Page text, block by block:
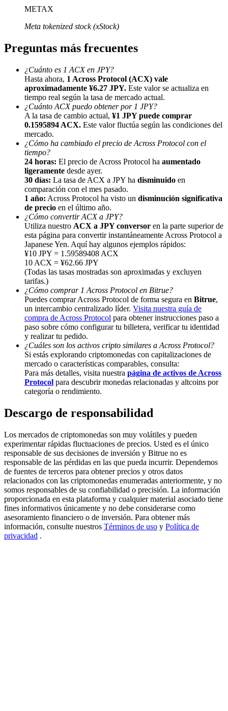
Referencia
Invita a un amigo para recibir recompensas en efectivo
BTC Welcome Rewards
BTC Welcome Rewards
Deposit & Trade BTC to Share 25000 USDT prize pool!
Deposit CASHCAT & Win
Share 500000 CASHCAT prize pool
Exclusive for BitMart Users
Register & Trade to Win 500,000 USDT
Precious Metals Trading Carnival
Trade Gold & Silver · 33,333 USDT Bonus
USDT New User Exclusive 10% APR
USDT Flexible Staking | Daily Rewards
METAX
Meta tokenized stock (xStock)
Preguntas más frecuentes
¿Cuánto es 1 ACX en JPY?
Hasta ahora, 1 Across Protocol (ACX) vale
aproximadamente ¥6.27 JPY. Este valor se actualiza en
tiempo real según la tasa de mercado actual.
¿Cuánto ACX puedo obtener por 1 JPY?
A la tasa de cambio actual, ¥1 JPY puede comprar
0.1595894 ACX. Este valor fluctúa según las condiciones del
mercado.
¿Cómo ha cambiado el precio de Across Protocol con el
tiempo?
24 horas: El precio de Across Protocol ha aumentado
ligeramente desde ayer.
30 días: La tasa de ACX a JPY ha disminuido en
comparación con el mes pasado.
1 año: Across Protocol ha visto un disminución significativa
de precio en el último año.
¿Cómo convertir ACX a JPY?
Utiliza nuestro ACX a JPY conversor en la parte superior de
esta página para convertir instantáneamente Across Protocol a
Japanese Yen. Aquí hay algunos ejemplos rápidos:
¥10 JPY = 1.59589408 ACX
10 ACX = ¥62.66 JPY
(Todas las tasas mostradas son aproximadas y excluyen
tarifas.)
¿Cómo comprar 1 Across Protocol en Bitrue?
Puedes comprar Across Protocol de forma segura en Bitrue,
un intercambio centralizado líder. Visita nuestra guía de
compra de Across Protocol para obtener instrucciones paso a
paso sobre cómo configurar tu billetera, verificar tu identidad
y realizar tu pedido.
¿Cuáles son los activos cripto similares a Across Protocol?
Si estás explorando criptomonedas con capitalizaciones de
mercado o características comparables, consulta:
Para más detalles, visita nuestra página de activos de Across
Protocol para descubrir monedas relacionadas y altcoins por
categoría o rendimiento.
Descargo de responsabilidad
Los mercados de criptomonedas son muy volátiles y pueden
experimentar rápidas fluctuaciones de precios. Usted es el único
responsable de sus decisiones de inversión y Bitrue no es
responsable de las pérdidas en las que pueda incurrir. Dependemos
de fuentes de terceros para obtener precios y otros datos
relacionados con las criptomonedas enumeradas anteriormente, y no
somos responsables de su confiabilidad o precisión. La información
proporcionada en esta plataforma y cualquier material asociado tiene
fines informativos únicamente y no debe considerarse como
asesoramiento financiero o de inversión. Para obtener más
información, consulte nuestros Términos de uso y Política de
privacidad .